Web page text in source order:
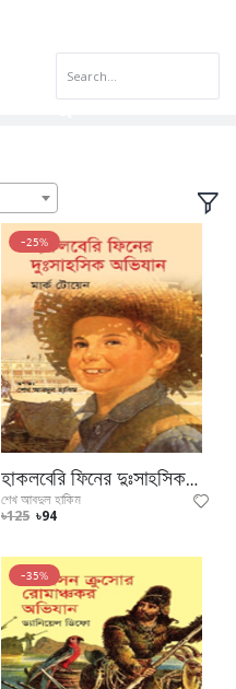
-25%
হাকলবেরি ফিনের দুঃসাহসিক অভিযান
শেখ আবদুল হাকিম
৳125 ৳94
-35%